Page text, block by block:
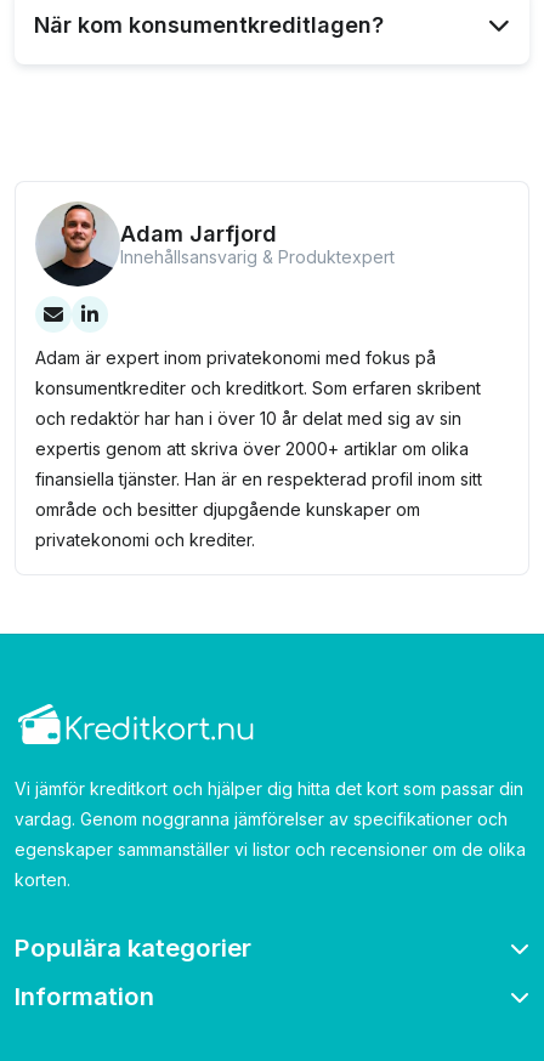
kostnader presenteras klart och tydligt före avtalet.
När kom konsumentkreditlagen?
Adam Jarfjord
Innehållsansvarig & Produktexpert
Adam är expert inom privatekonomi med fokus på
konsumentkrediter och kreditkort. Som erfaren skribent
och redaktör har han i över 10 år delat med sig av sin
expertis genom att skriva över 2000+ artiklar om olika
finansiella tjänster. Han är en respekterad profil inom sitt
område och besitter djupgående kunskaper om
privatekonomi och krediter.
Vi jämför kreditkort och hjälper dig hitta det kort som passar din
vardag. Genom noggranna jämförelser av specifikationer och
egenskaper sammanställer vi listor och recensioner om de olika
korten.
Populära kategorier
Bonuskort
Information